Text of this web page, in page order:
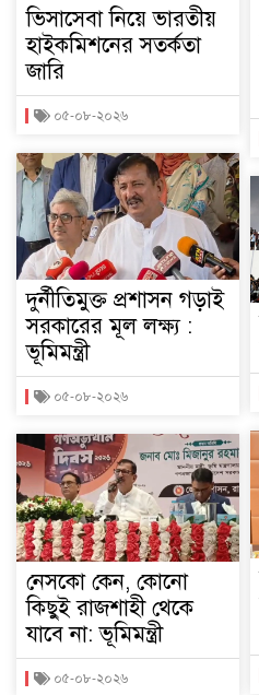
ভিসাসেবা নিয়ে ভারতীয়
হাইকমিশনের সতর্কতা
জারি
০৫-০৮-২০২৬
দুর্নীতিমুক্ত প্রশাসন গড়াই
সরকারের মূল লক্ষ্য :
ভূমিমন্ত্রী
০৫-০৮-২০২৬
নেসকো কেন, কোনো
কিছুই রাজশাহী থেকে
যাবে না: ভূমিমন্ত্রী
০৫-০৮-২০২৬